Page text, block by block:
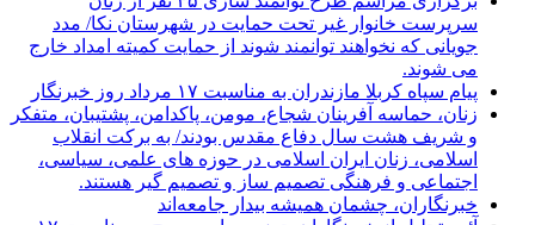
سرپرست خانوار غیر تحت حمایت در شهرستان نکا/ مدد
جویانی که نخواهند توانمند شوند از حمایت کمیته امداد خارج
می شوند.
پیام سپاه کربلا مازندران به مناسبت ۱۷ مرداد روز خبرنگار
زنان، حماسه آفرینان شجاع، مومن، پاکدامن، پشتیبان، متفکر
و شریف هشت سال دفاع مقدس بودند/ به برکت انقلاب
اسلامی، زنان ایران اسلامی در حوزه های علمی، سیاسی،
اجتماعی و فرهنگی تصمیم ساز و تصمیم گیر هستند.
خبرنگاران، چشمان همیشه بیدار جامعه‌اند